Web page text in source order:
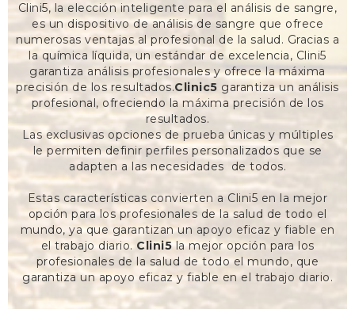
Clini5, la elección inteligente para el análisis de sangre,
es un dispositivo de análisis de sangre que ofrece
numerosas ventajas al profesional de la salud. Gracias a
la química líquida, un estándar de excelencia, Clini5
garantiza análisis profesionales y ofrece la máxima
precisión de los resultados.Clinic5 garantiza un análisis
profesional, ofreciendo la máxima precisión de los
resultados.
Las exclusivas opciones de prueba únicas y múltiples
le permiten definir perfiles personalizados que se
adapten a las necesidades ‍ de todos.
Estas características convierten a Clini5 en la mejor
opción para los profesionales de la salud de todo el
mundo, ya que garantizan un apoyo eficaz y fiable en
el trabajo diario. Clini5la mejor opción para los
profesionales de la salud de todo el mundo, que
garantiza un apoyo eficaz y fiable en el trabajo diario.